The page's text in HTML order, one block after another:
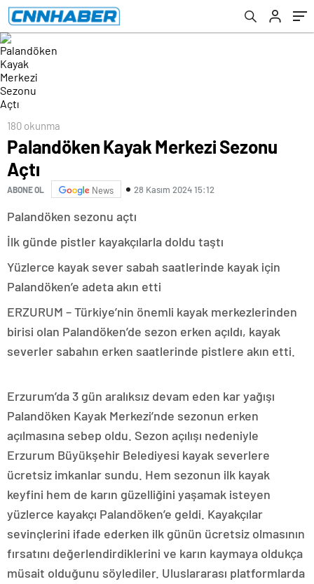
180 okunma
Palandöken Kayak Merkezi Sezonu
Açtı
ABONE OL News 28 Kasım 2024 15:12
Palandöken sezonu açtı
İlk günde pistler kayakçılarla doldu taştı
Yüzlerce kayak sever sabah saatlerinde kayak için
Palandöken’e adeta akın etti
ERZURUM – Türkiye’nin önemli kayak merkezlerinden
birisi olan Palandöken’de sezon erken açıldı, kayak
severler sabahın erken saatlerinde pistlere akın etti.
Erzurum’da 3 gün aralıksız devam eden kar yağışı
Palandöken Kayak Merkezi’nde sezonun erken
açılmasına sebep oldu. Sezon açılışı nedeniyle
Erzurum Büyükşehir Belediyesi kayak severlere
ücretsiz imkanlar sundu. Hem sezonun ilk kayak
keyfini hem de karın güzelliğini yaşamak isteyen
yüzlerce kayakçı Palandöken’e geldi. Kayakçılar
sevinçlerini ifade ederken ilk günün ücretsiz olmasının
fırsatını değerlendirdiklerini ve karın kaymaya oldukça
müsait olduğunu söylediler. Uluslararası platformlarda